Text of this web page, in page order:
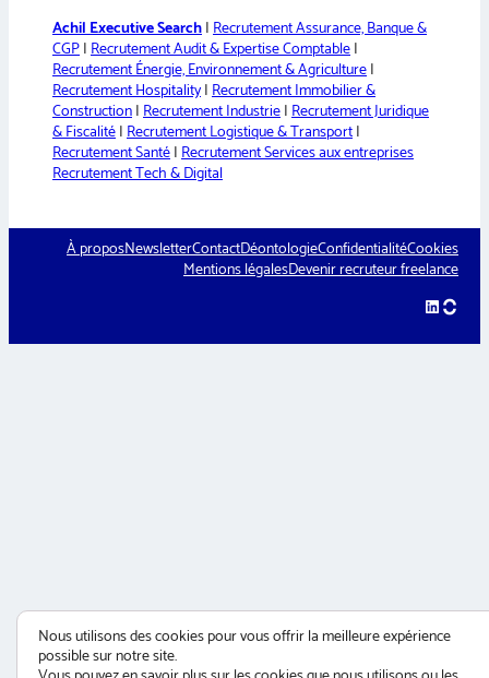
Achil Executive Search|Recrutement Assurance, Banque &
CGP|Recrutement Audit & Expertise Comptable|
Recrutement Énergie, Environnement & Agriculture|
Recrutement Hospitality|Recrutement Immobilier &
Construction|Recrutement Industrie|Recrutement Juridique
& Fiscalité|Recrutement Logistique & Transport|
Recrutement Santé|Recrutement Services aux entreprises
Recrutement Tech & Digital
À proposNewsletterContactDéontologieConfidentialitéCookies
Mentions légalesDevenir recruteur freelance
LinkedIn
Nous utilisons des cookies pour vous offrir la meilleure expérience
possible sur notre site.